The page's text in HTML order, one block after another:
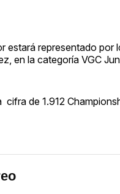
estará representado por
en la categoría VGC
de 1.912